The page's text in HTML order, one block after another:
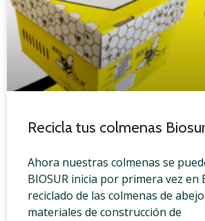
Recicla tus colmenas
Ahora nuestras colmenas se
BIOSUR inicia por primera vez en
reciclado de las colmenas de
materiales de construcción de